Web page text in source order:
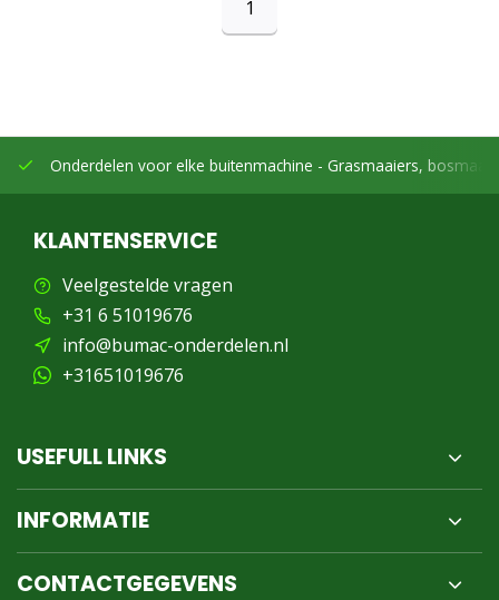
1
Onderdelen voor elke buitenmachine - Grasmaaiers,
KLANTENSERVICE
Veelgestelde vragen
+31 6 51019676
info@bumac-onderdelen.nl
+31651019676
USEFULL LINKS
INFORMATIE
CONTACTGEGEVENS